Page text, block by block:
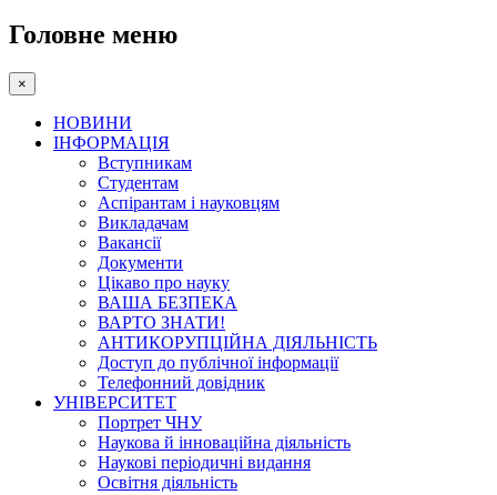
Головне меню
×
НОВИНИ
ІНФОРМАЦІЯ
Вступникам
Студентам
Аспірантам і науковцям
Викладачам
Вакансії
Документи
Цікаво про науку
ВАША БЕЗПЕКА
ВАРТО ЗНАТИ!
АНТИКОРУПЦІЙНА ДІЯЛЬНІСТЬ
Доступ до публічної інформації
Телефонний довідник
УНІВЕРСИТЕТ
Портрет ЧНУ
Наукова й інноваційна діяльність
Наукові періодичні видання
Освітня діяльність